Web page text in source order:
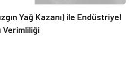
Yağ Kazanı) ile Endüstriyel
Verimliliği